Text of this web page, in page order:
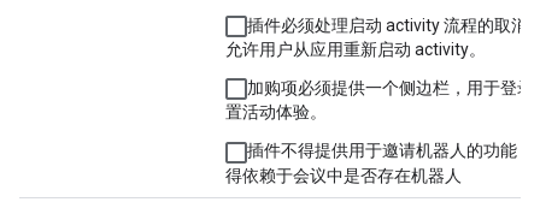
插件必须处理启动 activity 流程的取消
允许用户从应用重新启动 activity。
加购项必须提供一个侧边栏，用于登录
置活动体验。
插件不得提供用于邀请机器人的功能，
得依赖于会议中是否存在机器人